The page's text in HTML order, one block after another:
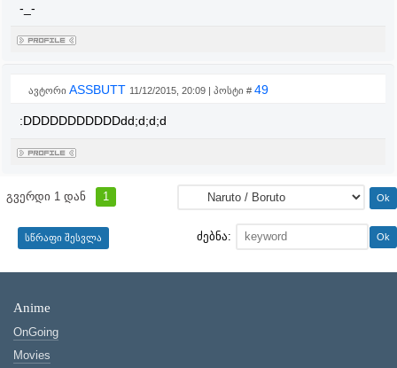
-_-
ავტორი ASSBUTT 11/12/2015, 20:09 | პოსტი # 49
:DDDDDDDDDDDdd;d;d;d
გვერდი 1 დან 1
ძებნა:
Anime
OnGoing
Movies